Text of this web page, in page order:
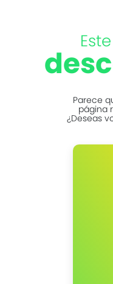
Parece
página
¿Deseas